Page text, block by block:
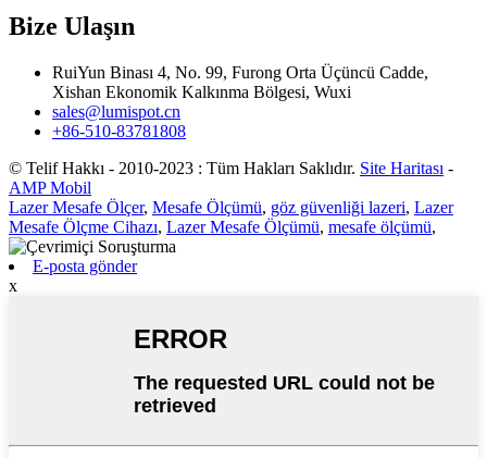
Bize Ulaşın
RuiYun Binası 4, No. 99, Furong Orta Üçüncü Cadde,
Xishan Ekonomik Kalkınma Bölgesi, Wuxi
sales@lumispot.cn
+86-510-83781808
© Telif Hakkı - 2010-2023 : Tüm Hakları Saklıdır. Site Haritası -
AMP Mobil
Lazer Mesafe Ölçer, Mesafe Ölçümü, göz güvenliği lazeri, Lazer
Mesafe Ölçme Cihazı, Lazer Mesafe Ölçümü, mesafe ölçümü,
E-posta gönder
x